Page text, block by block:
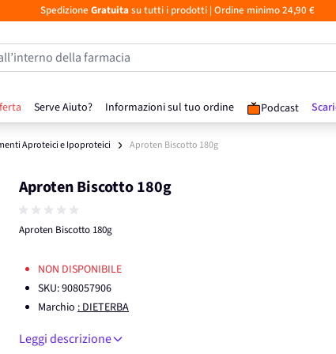
Spedizione Gratuita su tutti i prodotti| Ordine minimo 24,90 €
Serve Aiuto? Informazioni sul tuo ordine Podcast
della farmacia
Aproteici e Ipoproteici Aproten Biscotto 180g
Aproten Biscotto 180g
Aproten Biscotto 180g
NON DISPONIBILE
SKU:908057906
Marchio : DIETERBA
Leggi descrizione